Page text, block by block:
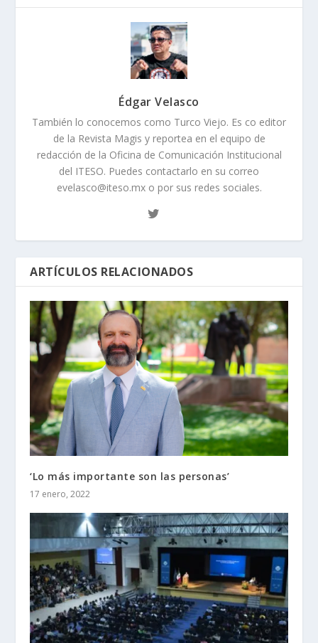
Édgar Velasco
También lo conocemos como Turco Viejo. Es co editor
de la Revista Magis y reportea en el equipo de
redacción de la Oficina de Comunicación Institucional
del ITESO. Puedes contactarlo en su correo
evelasco@iteso.mx o por sus redes sociales.
ARTÍCULOS RELACIONADOS
‘Lo más importante son las personas’
17 enero, 2022